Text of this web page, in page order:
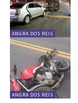
ANGRA DOS REIS
ANGRA DOS REIS